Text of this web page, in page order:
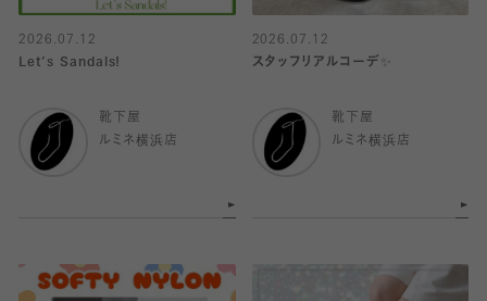
2026.07.12
Let’s Sandals!
靴下屋
ルミネ横浜店
2026.07.12
スタッフリアルコーデ✨
靴下屋
ルミネ横浜店